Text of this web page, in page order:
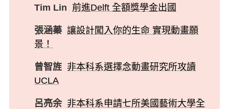
Tim Lin 前進Delft 全額獎學金出國
張涵蓁 讓設計闖入你的生命 實現動畫願
景！
曾智旌 非本科系選擇念動畫研究所攻讀
UCLA
呂亮余 非本科系申請七所美國藝術大學全